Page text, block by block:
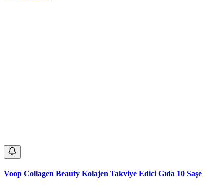
Voop Collagen Beauty Kolajen Takviye Edici Gıda 10 Saşe